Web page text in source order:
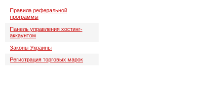
Правила реферальной
программы
Панель управления хостинг-
аккаунтом
Законы Украины
Регистрация торговых марок